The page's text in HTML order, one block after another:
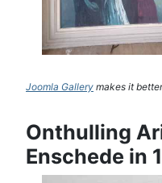
Joomla Gallery makes it
Onthulling
Enschede in